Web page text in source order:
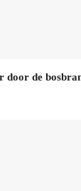
de